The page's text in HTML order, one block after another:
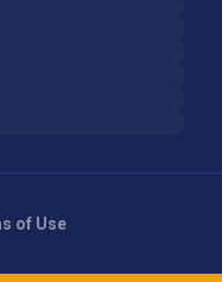
of Use